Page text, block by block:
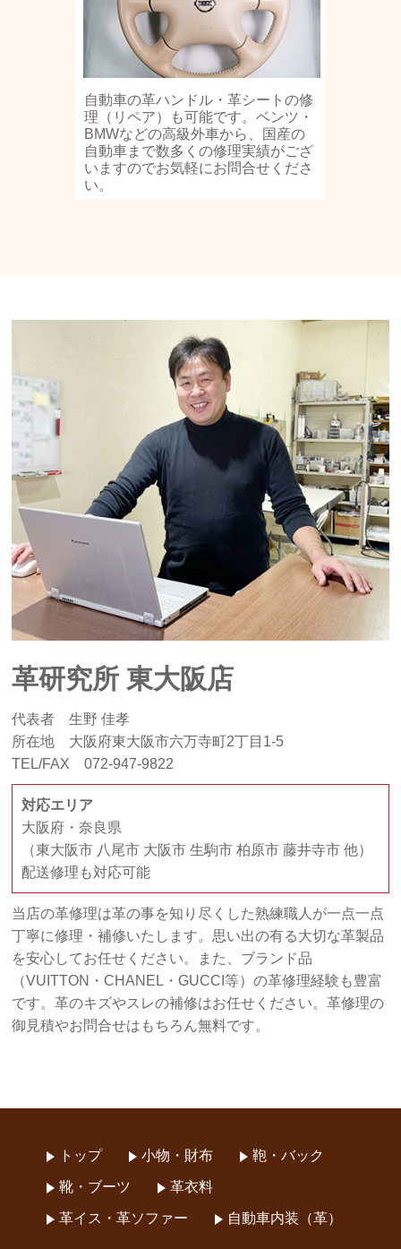
自動車の革ハンドル・革シートの修
理（リペア）も可能です。ベンツ・
BMWなどの高級外車から、国産の
自動車まで数多くの修理実績がござ
いますのでお気軽にお問合せくださ
い。
革研究所 東大阪店
代表者 生野 佳孝
所在地 大阪府東大阪市六万寺町2丁目1-5
TEL/FAX 072-947-9822
対応エリア
大阪府・奈良県
（東大阪市 八尾市 大阪市 生駒市 柏原市 藤井寺市 他）
配送修理も対応可能
当店の革修理は革の事を知り尽くした熟練職人が一点一点
丁寧に修理・補修いたします。思い出の有る大切な革製品
を安心してお任せください。また、ブランド品
（VUITTON・CHANEL・GUCCI等）の革修理経験も豊富
です。革のキズやスレの補修はお任せください。革修理の
御見積やお問合せはもちろん無料です。
トップ 小物・財布 鞄・バック
靴・ブーツ 革衣料
革イス・革ソファー 自動車内装（革）